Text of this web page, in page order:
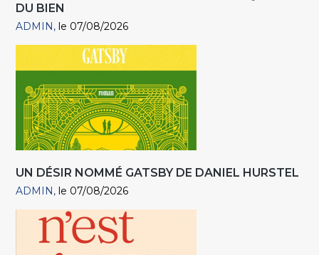
DU BIEN
ADMIN le 07/08/2026
UN DÉSIR NOMMÉ GATSBY DE DANIEL HURSTEL
ADMIN le 07/08/2026